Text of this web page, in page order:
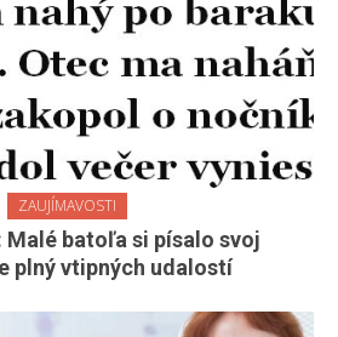
ZAUJÍMAVOSTI
Malé batoľa si písalo svoj
plný vtipných udalostí